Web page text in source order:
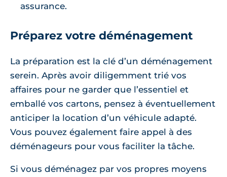
assurance.
Préparez votre déménagement
La préparation est la clé d’un déménagement
serein. Après avoir diligemment trié vos
affaires pour ne garder que l’essentiel et
emballé vos cartons, pensez à éventuellement
anticiper la location d’un véhicule adapté.
Vous pouvez également faire appel à des
déménageurs pour vous faciliter la tâche.
Si vous déménagez par vos propres moyens